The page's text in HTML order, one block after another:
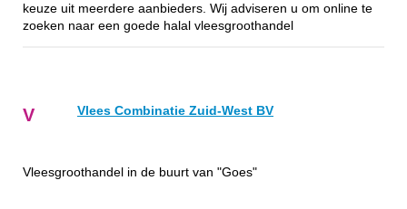
keuze uit meerdere aanbieders. Wij adviseren u om online te
zoeken naar een goede halal vleesgroothandel
V Vlees Combinatie Zuid-West BV
Vleesgroothandel in de buurt van "Goes"